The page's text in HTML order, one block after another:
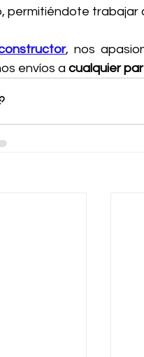
permitiéndote trabajar
, nos
envíos a cualquier